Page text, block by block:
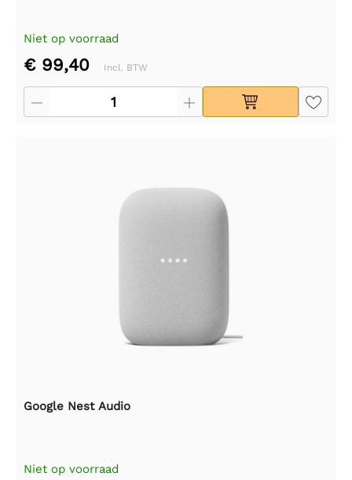
Niet op voorraad
€ 99,40 Incl. BTW
Google Nest Audio
Niet op voorraad